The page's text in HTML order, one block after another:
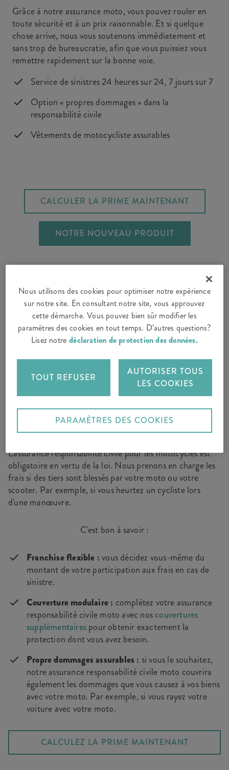
Grâce à notre assurance moto, vous pouvez rouler en
toute sécurité et à un prix raisonnable. Et si quelque
chose arrive, nous vous soutenons immédiatement et
sans trop de bureaucratie, afin que vous puissiez vous
remettre rapidement sur la bonne voie.
Service de sinistres 24 heures sur 24, 7 jours sur 7
Option « propres dommages » dans la
responsabilité civile
Vêtements de motocycliste assurables
CALCULER LA PRIME MAINTENANT
NOTRE NOUVEAU PRODUIT
PRESTATIONS INCLUSES
Et tout cela est couvert par notre assurance moto :
Responsabilité civile moto –La
couverture de base obligatoire
L'assurance responsabilité civile pour les motocycles est
obligatoire en vertu de la loi. Nous prenons en charge les
frais si des tiers sont blessés par votre moto ou votre
scooter. Par exemple, si vous heurtez un cycliste lors
d'une manœuvre.
C'est bon à savoir :
Franchise flexible :vous décidez vous-même du
montant de votre participation aux frais en cas de
sinistre.
Couverture modulaire : complétez votre assurance
responsabilité civile moto avec noscouvertures
supplémentairespour obtenir exactement la
protection dont vous avez besoin.
Propre dommages assurables : si vous le souhaitez,
notre assurance responsabilité civile moto couvrira
également les dommages que vous causez à vos biens
avec votre moto. Par exemple, si vous rayez votre
voiture avec votre moto.
CALCULEZ LA PRIME MAINTENANT
Nous utilisons des cookies pour optimiser notre expérience
sur notre site. En consultant notre site, vous approuvez
cette démarche. Vous pouvez bien sûr modifier les
paramètres des cookies en tout temps. D’autres questions?
Lisez notre déclaration de protection des données.
TOUT REFUSER
AUTORISER TOUS
LES COOKIES
PARAMÈTRES DES COOKIES